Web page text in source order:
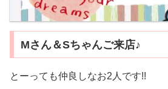
Mさん＆Sちゃんご来店♪
とーっても仲良しなお2人です!!